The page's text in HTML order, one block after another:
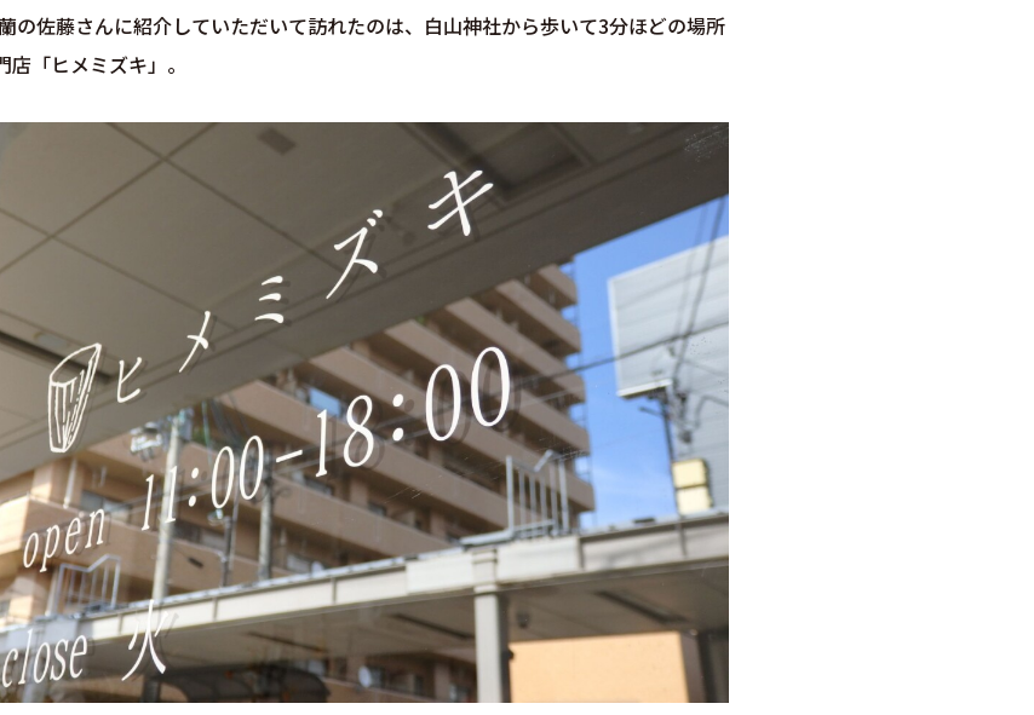
の佐藤さんに紹介していただいて訪れたのは、白山神社から歩いて3分ほどの場所
「ヒメミズキ」。